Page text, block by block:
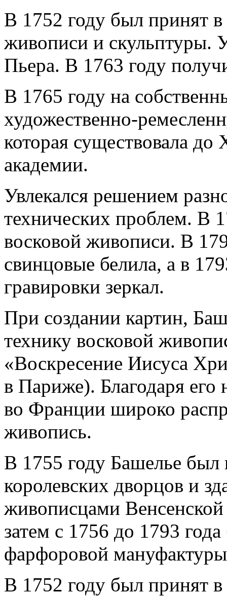
В 1752 году был принят
живописи и скульптуры.
Пьера. В 1763 году
В 1765 году на
художественно-
которая существовала
академии.
Увлекался решением
технических проблем. В
восковой живописи. В
свинцовые белила, а в
гравировки зеркал.
При создании картин,
технику восковой
«Воскресение Иисуса
в Париже). Благодаря его
во Франции широко
живопись.
В 1755 году Башелье был
королевских дворцов и
живописцами
затем с 1756 до 1793
фарфоровой
В 1752 году был принят